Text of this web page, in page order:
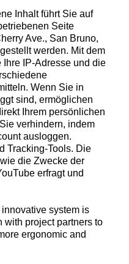
Inhalt führt Sie auf
Seite
Ave., San Bruno,
werden. Mit dem
Ihre IP-Adresse und die
Wenn Sie in
sind, ermöglichen
Ihrem persönlichen
verhindern, indem
ausloggen.
Tracking-Tools. Die
die Zwecke der
erfragt und
system is
with project partners to
ergonomic and